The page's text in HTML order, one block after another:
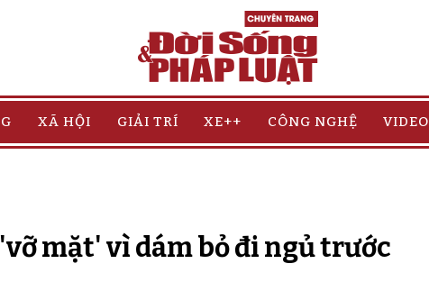
XÃ HỘI GIẢI TRÍ XE++ CÔNG NGHỆ VIDEO
mặt' vì dám bỏ đi ngủ trước